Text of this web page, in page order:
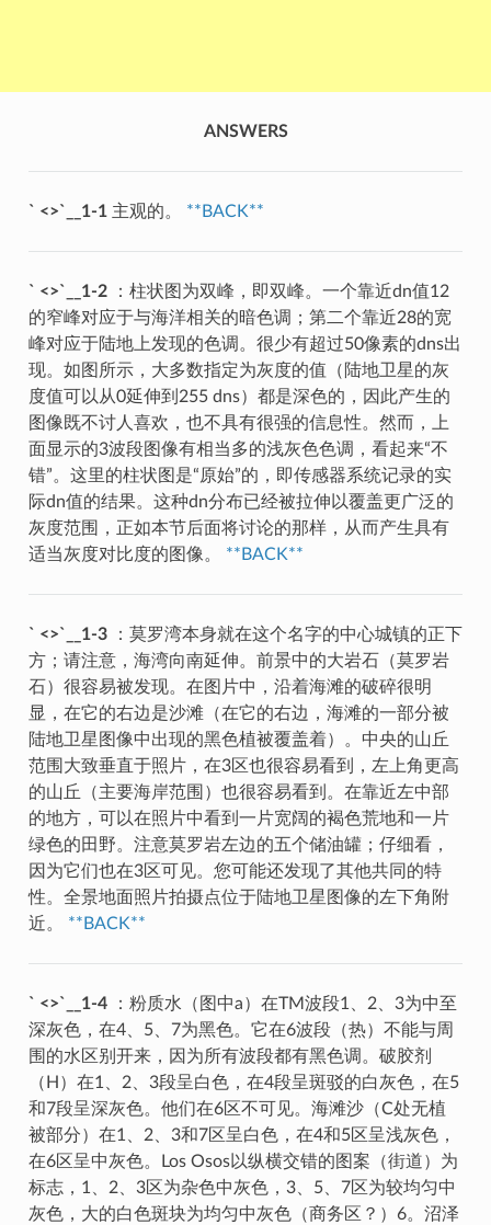
ANSWERS
` <>`__1-1主观的。 **BACK**
` <>`__1-2：柱状图为双峰，即双峰。一个靠近dn值12
的窄峰对应于与海洋相关的暗色调；第二个靠近28的宽
峰对应于陆地上发现的色调。很少有超过50像素的dns出
现。如图所示，大多数指定为灰度的值（陆地卫星的灰
度值可以从0延伸到255 dns）都是深色的，因此产生的
图像既不讨人喜欢，也不具有很强的信息性。然而，上
面显示的3波段图像有相当多的浅灰色色调，看起来“不
错”。这里的柱状图是“原始”的，即传感器系统记录的实
际dn值的结果。这种dn分布已经被拉伸以覆盖更广泛的
灰度范围，正如本节后面将讨论的那样，从而产生具有
适当灰度对比度的图像。 **BACK**
` <>`__1-3：莫罗湾本身就在这个名字的中心城镇的正下
方；请注意，海湾向南延伸。前景中的大岩石（莫罗岩
石）很容易被发现。在图片中，沿着海滩的破碎很明
显，在它的右边是沙滩（在它的右边，海滩的一部分被
陆地卫星图像中出现的黑色植被覆盖着）。中央的山丘
范围大致垂直于照片，在3区也很容易看到，左上角更高
的山丘（主要海岸范围）也很容易看到。在靠近左中部
的地方，可以在照片中看到一片宽阔的褐色荒地和一片
绿色的田野。注意莫罗岩左边的五个储油罐；仔细看，
因为它们也在3区可见。您可能还发现了其他共同的特
性。全景地面照片拍摄点位于陆地卫星图像的左下角附
近。 **BACK**
` <>`__1-4：粉质水（图中a）在TM波段1、2、3为中至
深灰色，在4、5、7为黑色。它在6波段（热）不能与周
围的水区别开来，因为所有波段都有黑色调。破胶剂
（H）在1、2、3段呈白色，在4段呈斑驳的白灰色，在5
和7段呈深灰色。他们在6区不可见。海滩沙（C处无植
被部分）在1、2、3和7区呈白色，在4和5区呈浅灰色，
在6区呈中灰色。Los Osos以纵横交错的图案（街道）为
标志，1、2、3区为杂色中灰色，3、5、7区为较均匀中
灰色，大的白色斑块为均匀中灰色（商务区？）6。沼泽